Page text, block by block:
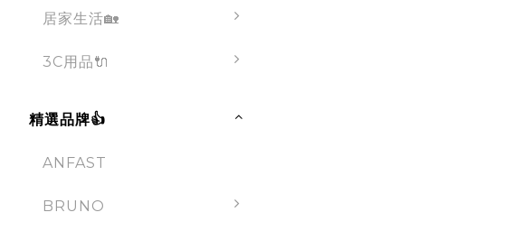
居家生活🏡
3C用品🔌
精選品牌👍
ANFAST
BRUNO